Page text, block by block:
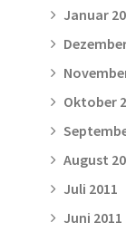
Januar
Oktober
August
Juli 2011
Juni 2011